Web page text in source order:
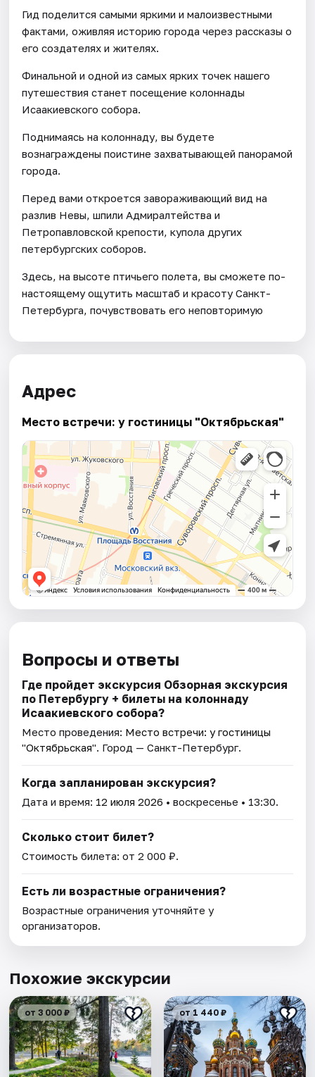
Гид поделится самыми яркими и малоизвестными
фактами, оживляя историю города через рассказы о
его создателях и жителях.
Финальной и одной из самых ярких точек нашего
путешествия станет посещение колоннады
Исаакиевского собора.
Поднимаясь на колоннаду, вы будете
вознаграждены поистине захватывающей панорамой
города.
Перед вами откроется завораживающий вид на
разлив Невы, шпили Адмиралтейства и
Петропавловской крепости, купола других
петербургских соборов.
Здесь, на высоте птичьего полета, вы сможете по-
настоящему ощутить масштаб и красоту Санкт-
Петербурга, почувствовать его неповторимую
Адрес
Место встречи: у гостиницы "Октябрьская"
Вопросы и ответы
Где пройдет экскурсия Обзорная экскурсия
по Петербургу + билеты на колоннаду
Исаакиевского собора?
Место проведения: Место встречи: у гостиницы
"Октябрьская". Город — Санкт-Петербург.
Когда запланирован экскурсия?
Дата и время: 12 июля 2026 • воскресенье • 13:30.
Сколько стоит билет?
Стоимость билета: от 2 000 ₽.
Есть ли возрастные ограничения?
Возрастные ограничения уточняйте у
организаторов.
Похожие экскурсии
от 3 000 ₽ от 1 440 ₽